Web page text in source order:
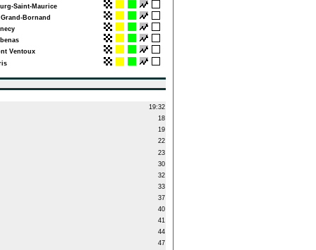
Saint-Maurice
Bornand
Ventoux
19:32
18
19
22
23
30
32
33
37
40
41
44
47